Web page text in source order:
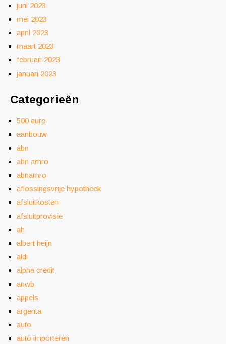
juni 2023
mei 2023
april 2023
maart 2023
februari 2023
januari 2023
Categorieën
500 euro
aanbouw
abn
abn amro
abnamro
aflossingsvrije hypotheek
afsluitkosten
afsluitprovisie
ah
albert heijn
aldi
alpha credit
anwb
appels
argenta
auto
auto importeren